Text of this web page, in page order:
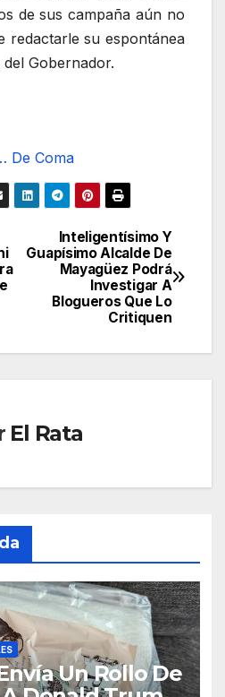
de sus campaña aún no
redactarle su espontánea
Gobernador.
De Coma
Inteligentísimo Y
Guapísimo Alcalde De
Mayagüez Podrá
Investigar A
Blogueros Que Lo
Critiquen
El Rata
Un Rollo De